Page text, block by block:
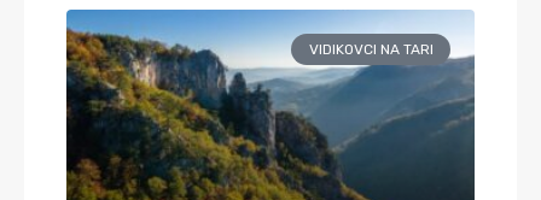
VIDIKOVCI NA TARI